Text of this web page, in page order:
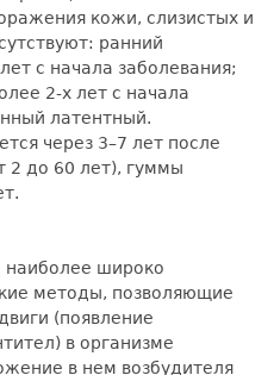
кожи, слизистых и
ранний
с начала заболевания;
2-х лет с начала
латентный.
через 3–7 лет после
2 до 60 лет), гуммы
наиболее широко
методы, позволяющие
(появление
в организме
в нем возбудителя